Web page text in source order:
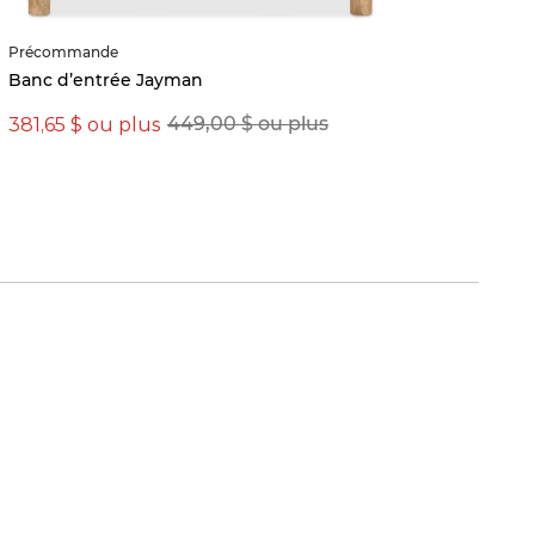
Précommande
Banc d’entrée Jayman
449,00 $ ou plus
381,65 $ ou plus